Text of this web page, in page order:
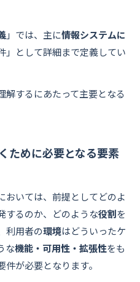
」では、主に情報システムに
」として詳細まで定義してい
解するにあたって主要となる
ために必要となる要素
おいては、前提としてどのよ
するのか、どのような役割を
利用者の環境はどういったケ
な機能・可用性・拡張性をも
が必要となります。